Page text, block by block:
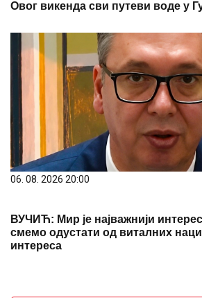
Овог викенда сви путеви воде у
06. 08. 2026 20:00
ВУЧИЋ: Мир је најважнији
смемо одустати од виталних
интереса